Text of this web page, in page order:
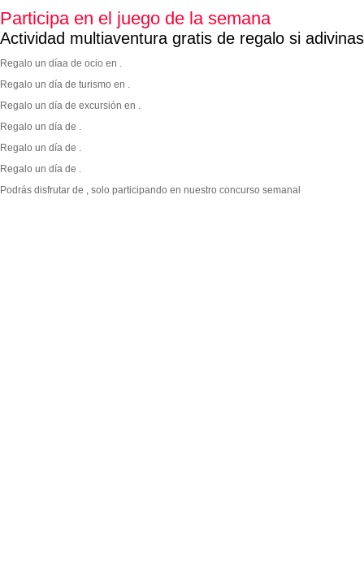
Participa en el juego de la semana
Actividad multiaventura gratis de regalo si
Regalo un díaa de ocio en .
Regalo un día de turismo en .
Regalo un día de excursión en .
Regalo un día de .
Regalo un día de .
Regalo un día de .
Podrás disfrutar de , solo participando en nuestro concurso semanal